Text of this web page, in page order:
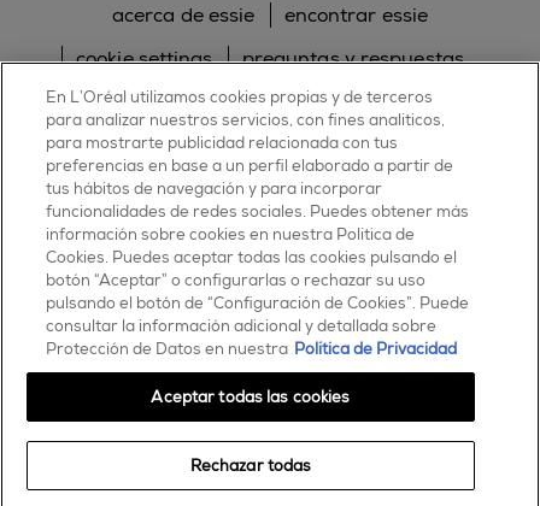
acerca de essie
encontrar essie
cookie settings
preguntas y respuestas
sitemap
contacta con nosotros
política de cookies
política de privacidad
facebooktwitterpinterestyoutube
ESSIE
30, rue d’Alsace – 92300 Levallois-Perret
FRANCE
900 181 055
En L’Oréal utilizamos cookies propias y de terceros
para analizar nuestros servicios, con fines analíticos,
para mostrarte publicidad relacionada con tus
preferencias en base a un perfil elaborado a partir de
tus hábitos de navegación y para incorporar
funcionalidades de redes sociales. Puedes obtener más
información sobre cookies en nuestra Política de
Cookies. Puedes aceptar todas las cookies pulsando el
botón “Aceptar” o configurarlas o rechazar su uso
pulsando el botón de “Configuración de Cookies”. Puede
consultar la información adicional y detallada sobre
Protección de Datos en nuestra Política de Privacidad
Rechazar todas
Aceptar todas las cookies